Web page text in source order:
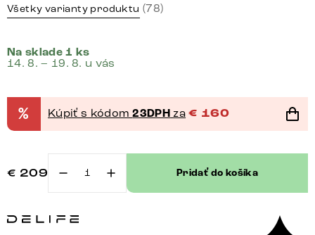
Všetky varianty produktu (78)
Na sklade 1 ks
14. 8. – 19. 8. u vás
% Kúpiť s kódom23DPH za € 160
€ 209
stolička
Pridať do košíka